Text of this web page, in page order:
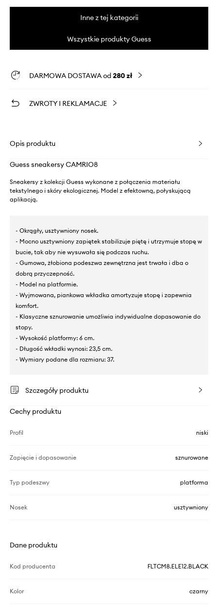
Inne z tej kategorii
Wszystkie produkty Guess
DARMOWA DOSTAWA od 280 zł
ZWROTY I REKLAMACJE
Opis produktu
Guess sneakersy CAMRIO8
Sneakersy z kolekcji Guess wykonane z połączenia materiału
tekstylnego i skóry ekologicznej. Model z efektowną, połyskującą
aplikacją.
- Okrągły, usztywniony nosek.
- Mocno usztywniony zapiętek stabilizuje piętę i utrzymuje stopę w
bucie, tak aby nie wysuwała się podczas ruchu.
- Gumowa, żłobiona podeszwa zewnętrzna jest trwała i dba o
dobrą przyczepność.
- Model na platformie.
- Wyjmowana, piankowa wkładka amortyzuje stopę i zapewnia
komfort.
- Klasyczne sznurowanie umożliwia indywidualne dopasowanie do
stopy.
- Wysokość platformy: 6 cm.
- Długość wkładki wynosi: 23,5 cm.
- Wymiary podane dla rozmiaru: 37.
Szczegóły produktu
Cechy produktu
Profil niski
Zapięcie i dopasowanie sznurowane
Typ podeszwy platforma
Nosek usztywniony
Dane produktu
Kod producenta FLTCM8.ELE12.BLACK
Kolor czarny